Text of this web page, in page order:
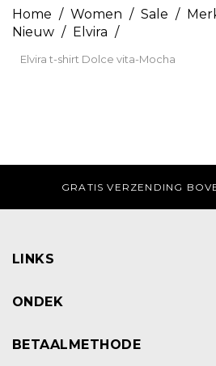
Home / Women / Sale /
Nieuw / Elvira /
Elvira t-shirt Dolce vita-Mocha
DE WINKEL DI-
LINKS
ONDEK
BETAALMETHODE